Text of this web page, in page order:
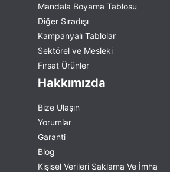
Mandala Boyama Tablosu
Diğer Sıradışı
Kampanyalı Tablolar
Sektörel ve Mesleki
Fırsat Ürünler
Hakkımızda
Bize Ulaşın
Yorumlar
Garanti
Blog
Kişisel Verileri Saklama Ve İmha